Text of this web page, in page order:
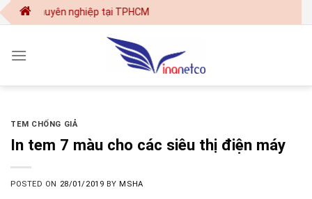
Skip
to
nghiệp tại TPHCM
TEM CHỐNG GIẢ
In tem 7 màu cho các siêu thị điện máy
POSTED ON 28/01/2019 BYMSHA